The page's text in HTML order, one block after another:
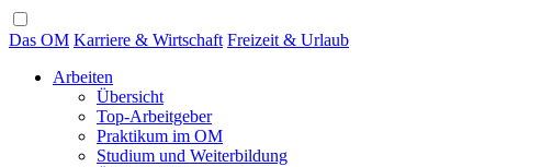
Das OM Karriere & Wirtschaft Freizeit & Urlaub
Arbeiten
Übersicht
Top-Arbeitgeber
Praktikum im OM
Studium und Weiterbildung